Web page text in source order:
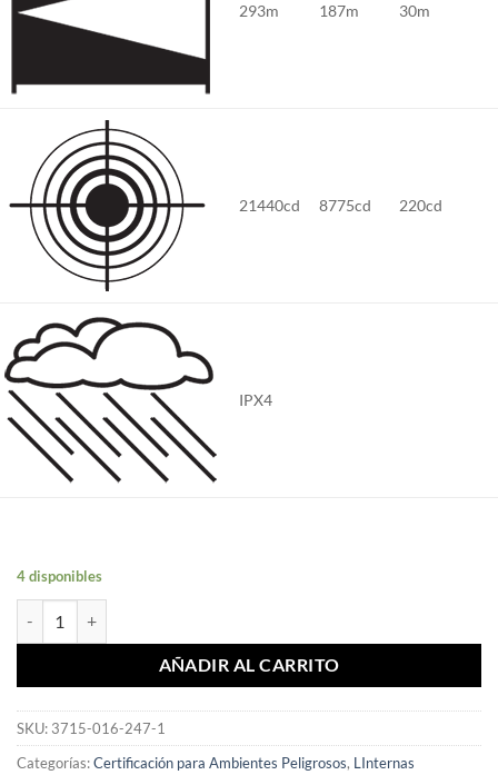
293m 187m 30m
21440cd 8775cd 220cd
IPX4
4 disponibles
AÑADIR AL CARRITO
SKU: 3715-016-247-1
Categorías:Certificación para Ambientes Peligrosos, LInternas